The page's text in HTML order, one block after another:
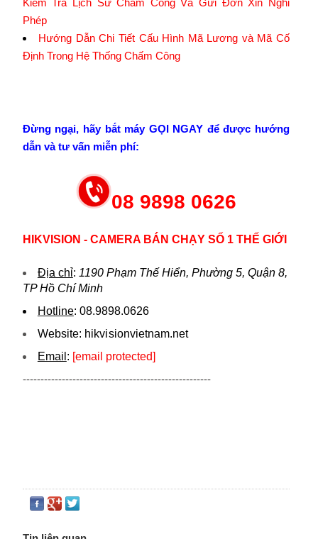
Phép
Hướng Dẫn Chi Tiết Cấu Hình Mã Lương và Mã Cố
Định Trong Hệ Thống Chấm Công
Đừng ngại, hãy bắt máy GỌI NGAY để được hướng
dẫn và tư vấn miễn phí:
08 9898 0626
HIKVISION - CAMERA BÁN CHẠY SỐ 1 THẾ GIỚI
Địa chỉ: 1190 Phạm Thế Hiển, Phường 5, Quận 8,
TP Hồ Chí Minh
Hotline: 08.9898.0626
Website: hikvi sionvietnam.net
Email : [email protected]
-----------------------------------------------------